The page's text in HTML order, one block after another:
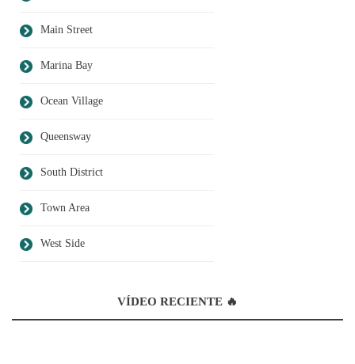
Main Street
Marina Bay
Ocean Village
Queensway
South District
Town Area
West Side
VÍDEO RECIENTE 🔥